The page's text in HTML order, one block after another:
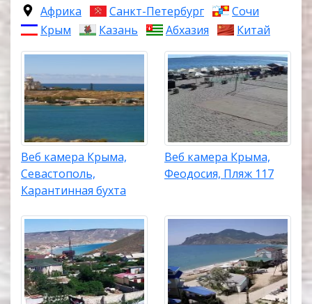
Африка Санкт-Петербург
Сочи
Крым
Казань Абхазия Китай
Веб камера Крыма,
Севастополь,
Карантинная бухта
Веб камера Крыма,
Феодосия, Пляж 117